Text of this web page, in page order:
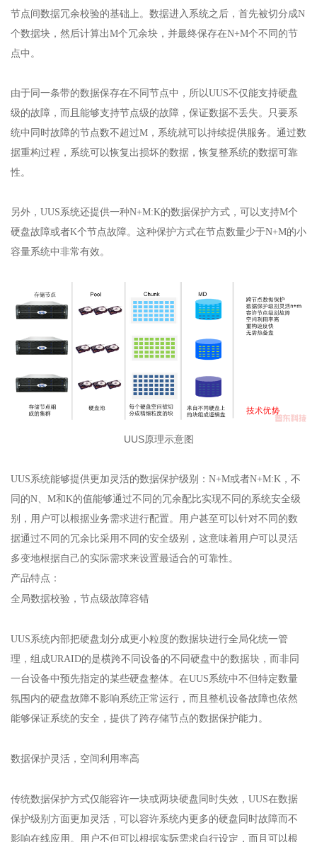
节点间数据冗余校验的基础上。数据进入系统之后，首先被切分成N
个数据块，然后计算出M个冗余块，并最终保存在N+M个不同的节
点中。
由于同一条带的数据保存在不同节点中，所以UUS不仅能支持硬盘
级的故障，而且能够支持节点级的故障，保证数据不丢失。只要系
统中同时故障的节点数不超过M，系统就可以持续提供服务。通过数
据重构过程，系统可以恢复出损坏的数据，恢复整系统的数据可靠
性。
另外，UUS系统还提供一种N+M:K的数据保护方式，可以支持M个
硬盘故障或者K个节点故障。这种保护方式在节点数量少于N+M的小
容量系统中非常有效。
UUS原理示意图
UUS系统能够提供更加灵活的数据保护级别：N+M或者N+M:K，不
同的N、M和K的值能够通过不同的冗余配比实现不同的系统安全级
别，用户可以根据业务需求进行配置。用户甚至可以针对不同的数
据通过不同的冗余比采用不同的安全级别，这意味着用户可以灵活
多变地根据自己的实际需求来设置最适合的可靠性。
产品特点：
全局数据校验，节点级故障容错
UUS系统内部把硬盘划分成更小粒度的数据块进行全局化统一管
理，组成URAID的是横跨不同设备的不同硬盘中的数据块，而非同
一台设备中预先指定的某些硬盘整体。在UUS系统中不但特定数量
氛围内的硬盘故障不影响系统正常运行，而且整机设备故障也依然
能够保证系统的安全，提供了跨存储节点的数据保护能力。
数据保护灵活，空间利用率高
传统数据保护方式仅能容许一块或两块硬盘同时失效，UUS在数据
保护级别方面更加灵活，可以容许系统内更多的硬盘同时故障而不
影响在线应用。用户不但可以根据实际需求自行设定，而且可以根